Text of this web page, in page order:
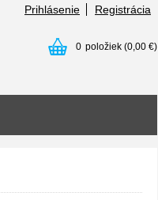
Prihlásenie Registrácia
0 položiek (0,00 €)